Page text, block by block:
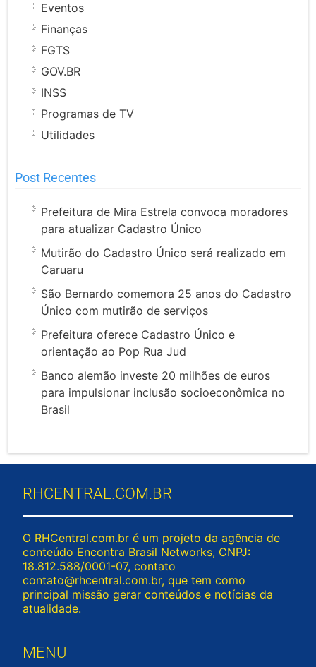
Eventos
Finanças
FGTS
GOV.BR
INSS
Programas de TV
Utilidades
Post Recentes
Prefeitura de Mira Estrela convoca moradores
para atualizar Cadastro Único
Mutirão do Cadastro Único será realizado em
Caruaru
São Bernardo comemora 25 anos do Cadastro
Único com mutirão de serviços
Prefeitura oferece Cadastro Único e
orientação ao Pop Rua Jud
Banco alemão investe 20 milhões de euros
para impulsionar inclusão socioeconômica no
Brasil
RHCENTRAL.COM.BR
O RHCentral.com.br é um projeto da agência de
conteúdo Encontra Brasil Networks, CNPJ:
18.812.588/0001-07, contato
contato@rhcentral.com.br, que tem como
principal missão gerar conteúdos e notícias da
atualidade.
MENU